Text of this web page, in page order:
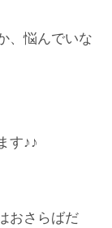
、悩んでいな
す♪♪
おさらばだ